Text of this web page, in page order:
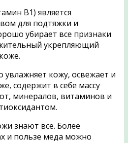
В1) является
для подтяжки и
убирает все признаки
укрепляющий
кожу, освежает и
содержит в себе массу
минералов, витаминов и
знают все. Более
и пользе меда можно